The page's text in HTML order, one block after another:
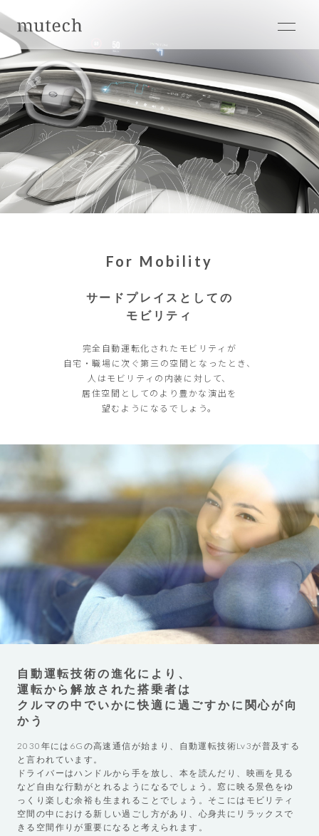
For Mobility
サードプレイスとしての
モビリティ
完全自動運転化されたモビリティが
自宅・職場に次ぐ第三の空間となったとき、
人はモビリティの内装に対して、
居住空間としてのより豊かな演出を
望むようになるでしょう。
自動運転技術の進化により、
運転から解放された搭乗者は
クルマの中でいかに快適に過ごすかに関心が向
かう
2030年には6Gの高速通信が始まり、自動運転技術Lv3が普及する
と言われています。
ドライバーはハンドルから手を放し、本を読んだり、映画を見る
など自由な行動がとれるようになるでしょう。窓に映る景色をゆ
っくり楽しむ余裕も生まれることでしょう。そこにはモビリティ
空間の中における新しい過ごし方があり、心身共にリラックスで
きる空間作りが重要になると考えられます。